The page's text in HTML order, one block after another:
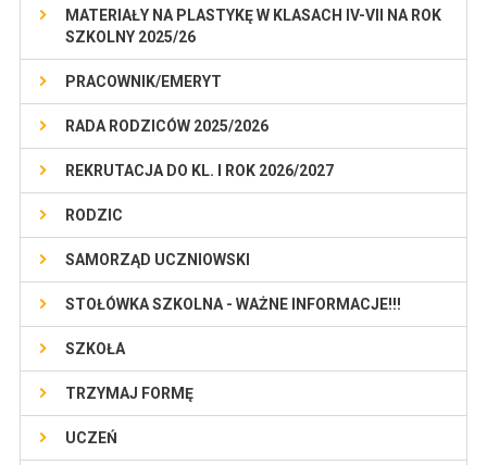
MATERIAŁY NA PLASTYKĘ W KLASACH IV-VII NA ROK
SZKOLNY 2025/26
PRACOWNIK/EMERYT
RADA RODZICÓW 2025/2026
REKRUTACJA DO KL. I ROK 2026/2027
RODZIC
SAMORZĄD UCZNIOWSKI
STOŁÓWKA SZKOLNA - WAŻNE INFORMACJE!!!
SZKOŁA
TRZYMAJ FORMĘ
UCZEŃ